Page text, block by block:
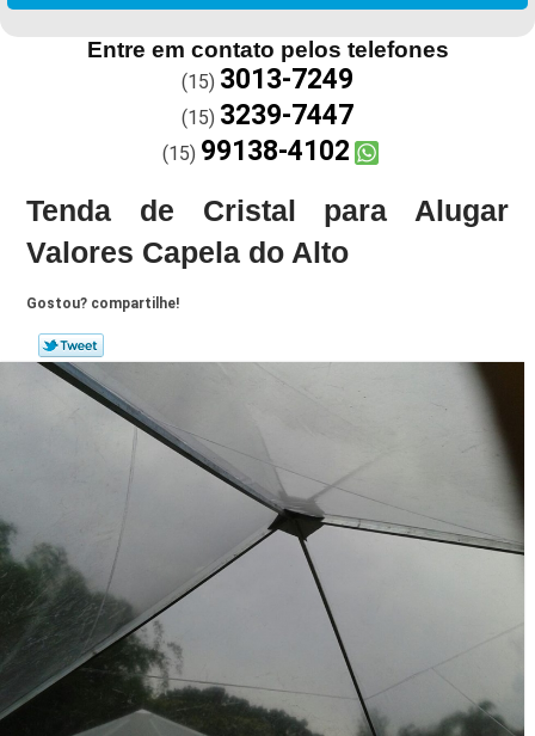
Entre em contato pelos telefones
(15) 3013-7249
(15) 3239-7447
(15) 99138-4102
Tenda de Cristal para Alugar
Valores Capela do Alto
Gostou? compartilhe!